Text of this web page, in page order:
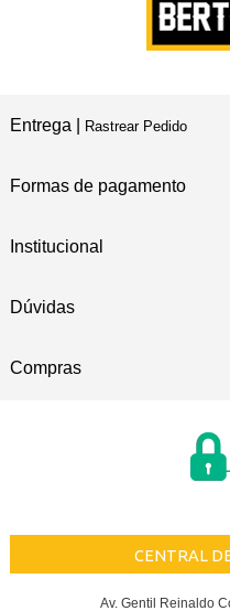
Entrega | Rastrear Pedido
Formas de pagamento
Institucional
Dúvidas
Compras
CENTRAL
Av. Gentil Reinaldo